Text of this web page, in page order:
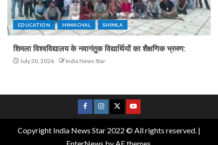
EDUCATION HIMACHAL SHIMLA
शिमला विश्वविद्यालय के नवागंतुक विद्यार्थियों का शैक्षणिक भ्रमण:
July 30, 2026 India News Star
Copyright India News Star 2022 © All rights reserved. |